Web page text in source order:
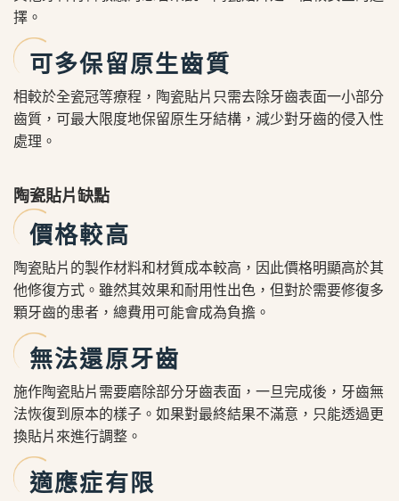
擇。
可多保留原生齒質
相較於全瓷冠等療程，陶瓷貼片只需去除牙齒表面一小部分
齒質，可最大限度地保留原生牙結構，減少對牙齒的侵入性
處理。
陶瓷貼片缺點
價格較高
陶瓷貼片的製作材料和材質成本較高，因此價格明顯高於其
他修復方式。雖然其效果和耐用性出色，但對於需要修復多
顆牙齒的患者，總費用可能會成為負擔。
無法還原牙齒
施作陶瓷貼片需要磨除部分牙齒表面，一旦完成後，牙齒無
法恢復到原本的樣子。如果對最終結果不滿意，只能透過更
換貼片來進行調整。
適應症有限